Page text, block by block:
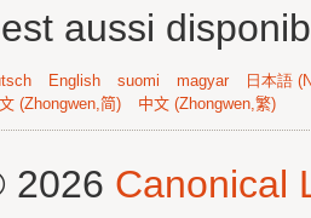
aussi
English suomi magyar
日本語
(Zhongwen,简) 中文 (Zhongwen,繁)
2026 Canonical